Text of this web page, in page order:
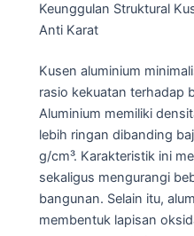
Keunggulan Struktural
Anti Karat
Kusen aluminium
rasio kekuatan terhadap
Aluminium memiliki
lebih ringan dibanding
g/cm³. Karakteristik ini
sekaligus mengurangi
bangunan. Selain itu,
membentuk lapisan